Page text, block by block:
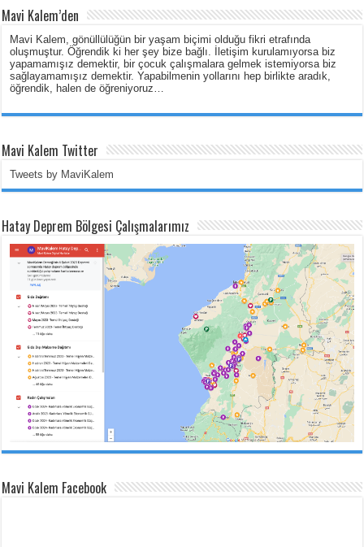
Mavi Kalem’den
Mavi Kalem, gönüllülüğün bir yaşam biçimi olduğu fikri etrafında
oluşmuştur. Öğrendik ki her şey bize bağlı. İletişim kurulamıyorsa biz
yapamamışız demektir, bir çocuk çalışmalara gelmek istemiyorsa biz
sağlayamamışız demektir. Yapabilmenin yollarını hep birlikte aradık,
öğrendik, halen de öğreniyoruz…
Mavi Kalem Twitter
Tweets by MaviKalem
Hatay Deprem Bölgesi Çalışmalarımız
Mavi Kalem Facebook